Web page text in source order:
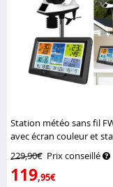
Station météo sans fil
avec écran couleur et
229,90€ Prix conseillé
119,95€